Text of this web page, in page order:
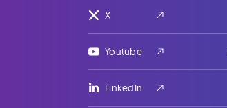
X
Youtube
LinkedIn